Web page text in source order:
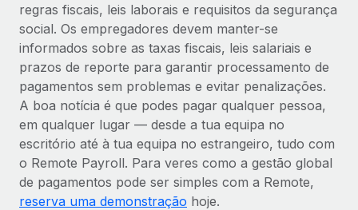
regras fiscais, leis laborais e requisitos da segurança
social. Os empregadores devem manter-se
informados sobre as taxas fiscais, leis salariais e
prazos de reporte para garantir processamento de
pagamentos sem problemas e evitar penalizações.
A boa notícia é que podes pagar qualquer pessoa,
em qualquer lugar — desde a tua equipa no
escritório até à tua equipa no estrangeiro, tudo com
o Remote Payroll. Para veres como a gestão global
de pagamentos pode ser simples com a Remote,
reserva uma demonstração hoje.